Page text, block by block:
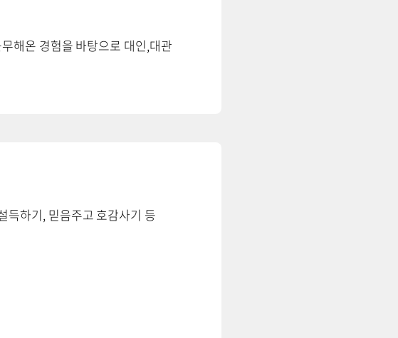
해온 경험을 바탕으로 대인,대관
득하기, 믿음주고 호감사기 등